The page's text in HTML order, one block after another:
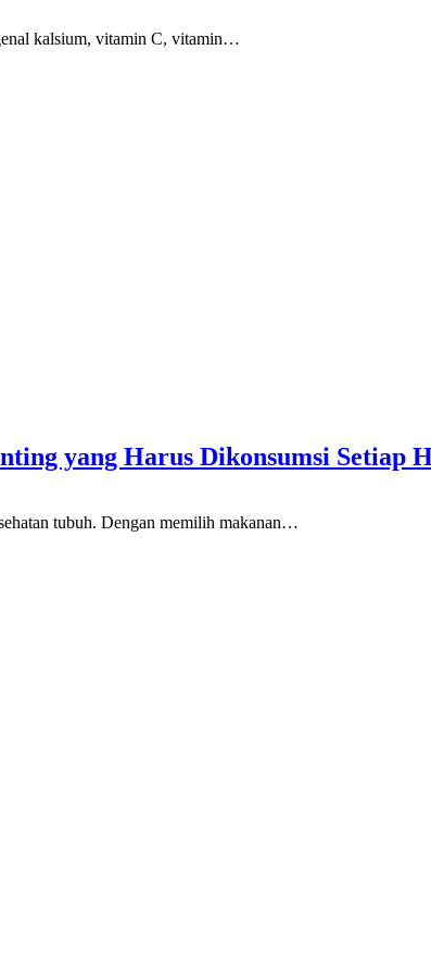
kalsium, vitamin C, vitamin…
yang Harus Dikonsumsi Setiap
tubuh. Dengan memilih makanan…